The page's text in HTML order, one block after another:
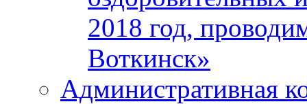
2018 год,
Воткинск»
Административная